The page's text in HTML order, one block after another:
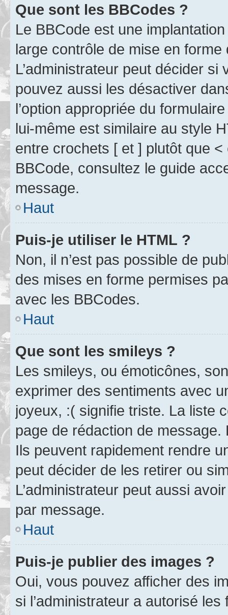
Que sont les BBCodes ?
Le BBCode est une
large contrôle de mise en forme
L’administrateur peut décider
pouvez aussi les désactiver
l’option appropriée du
lui-même est similaire au style
entre crochets [ et ] plutôt que
BBCode, consultez le guide
message.
Haut
Puis-je utiliser le HTML ?
Non, il n’est pas possible de
des mises en forme permises
avec les BBCodes.
Haut
Que sont les smileys ?
Les smileys, ou émoticônes,
exprimer des sentiments avec
joyeux, :( signifie triste. La liste
page de rédaction de
Ils peuvent rapidement rendre
peut décider de les retirer ou
L’administrateur peut aussi
par message.
Haut
Puis-je publier des images ?
Oui, vous pouvez afficher des
si l’administrateur a autorisé